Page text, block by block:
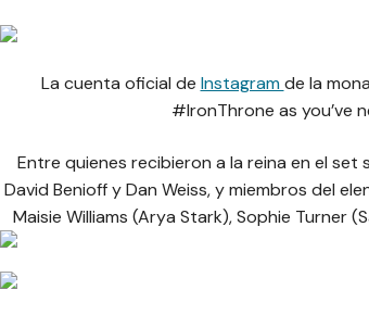
La cuenta oficial de Instagramde la
#IronThrone as you’ve
Entre quienes recibieron a la reina en el
David Benioff y Dan Weiss, y miembros del
Maisie Williams (Arya Stark), Sophie Turner